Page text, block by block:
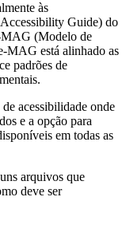
às
Guide) do
MAG (Modelo de
MAG está alinhado as
padrões de
acessibilidade onde
e a opção para
em todas as
arquivos que
deve ser